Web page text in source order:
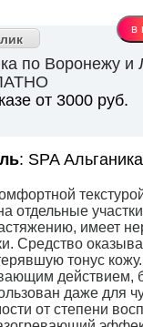
по Воронежу и
от 3000 руб.
: SPA Альганика
отдельные
имеет
Средство
тонус
действием,
даже для
от степени